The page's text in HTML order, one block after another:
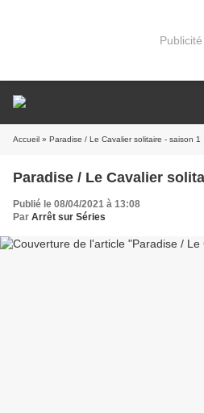
Publicité
Accueil » Paradise / Le Cavalier solitaire - saison 1
Paradise / Le Cavalier
Publié le 08/04/2021 à 13:08
Par Arrêt sur Séries